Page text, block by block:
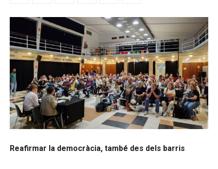
Reafirmar la democràcia, també des dels barris